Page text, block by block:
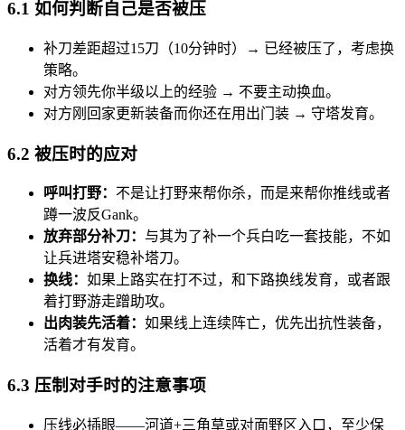
6.1 如何判断自己是否被压
补刀差距超过15刀（10分钟时）→ 已经被压了，考虑换
策略。
对方领先你半级以上的经验 → 不要主动换血。
对方刚回家更新装备而你还在用出门装 → 守塔发育。
6.2 被压时的应对
呼叫打野： 不是让打野来帮你杀，而是来帮你推线或者
蹲一波反Gank。
放弃部分补刀： 与其为了补一个兵白吃一套技能，不如
让兵进塔安稳补塔刀。
换线： 如果上路实在打不过，和下路换线发育，或者跟
着打野游走蹭助攻。
出肉装先活着： 如果线上连续阵亡，优先出抗性装备，
活着才有发育。
6.3 压制对手时的注意事项
压线必插眼——河道+三角草或对面野区入口，至少保